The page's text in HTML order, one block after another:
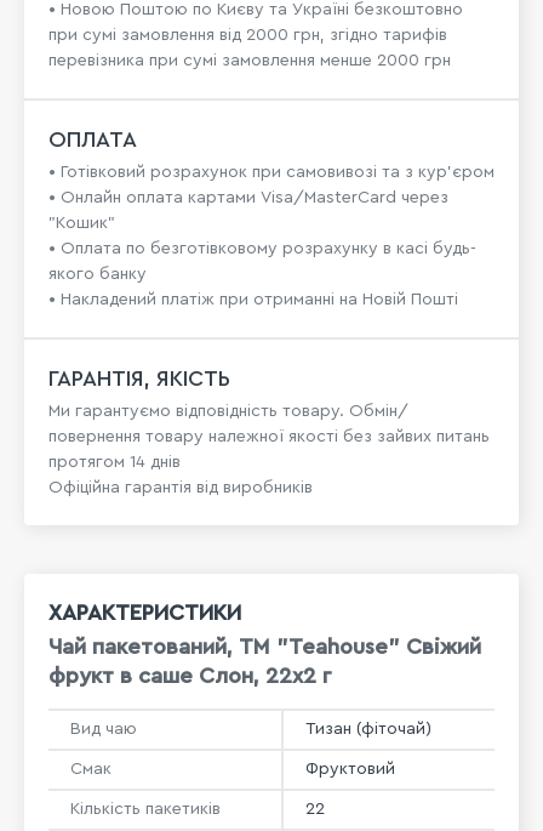
• Новою Поштою по Києву та Україні безкоштовно
при сумі замовлення від 2000 грн, згідно тарифів
перевізника при сумі замовлення менше 2000 грн
ОПЛАТА
• Готівковий розрахунок при самовивозі та з кур’єром
• Онлайн оплата картами Visa/MasterCard через
"Кошик"
• Оплата по безготівковому розрахунку в касі будь-
якого банку
• Накладений платіж при отриманні на Новій Пошті
ГАРАНТІЯ, ЯКІСТЬ
Ми гарантуємо відповідність товару. Обмін/
повернення товару належної якості без зайвих питань
протягом 14 днів
Офіційна гарантія від виробників
ХАРАКТЕРИСТИКИ
Чай пакетований, ТМ "Teahouse" Свіжий
фрукт в саше Слон, 22х2 г
Вид чаю Тизан (фіточай)
Смак Фруктовий
Кількість пакетиків 22